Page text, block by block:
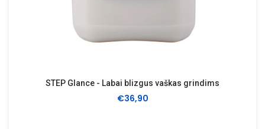
STEP Glance - Labai blizgus vaškas grindims
€36,90